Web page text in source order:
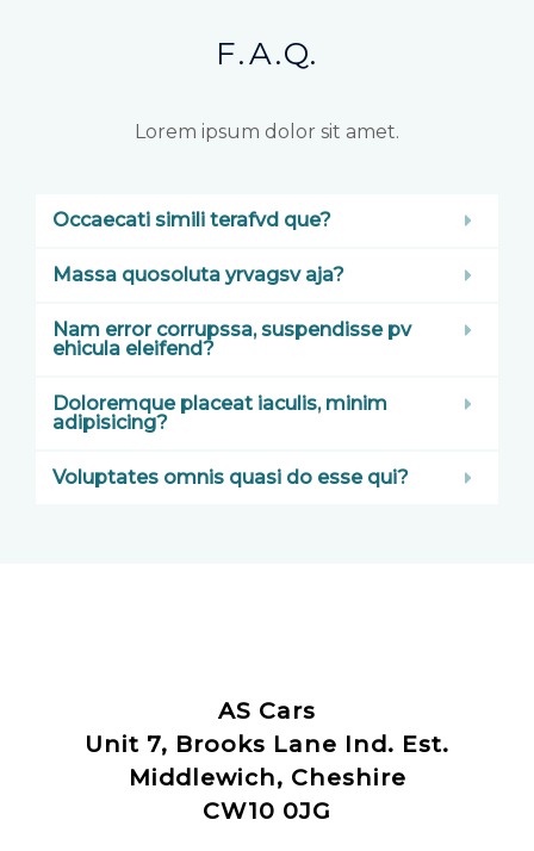
F.A.Q.
Lorem ipsum dolor sit amet.
Occaecati simili terafvd que?
Massa quosoluta yrvagsv aja?
Nam error corrupssa, suspendisse pv
ehicula eleifend?
Doloremque placeat iaculis, minim
adipisicing?
Voluptates omnis quasi do esse qui?
AS Cars
Unit 7, Brooks Lane Ind. Est.
Middlewich, Cheshire
CW10 0JG